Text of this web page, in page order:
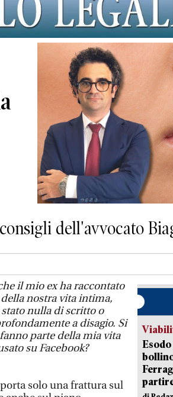
dell'avvocato
il mio ex ha raccontato
nostra vita intima,
stato nulla di scritto o
a disagio. Si
parte della mia vita
su Facebook?
solo una frattura sul